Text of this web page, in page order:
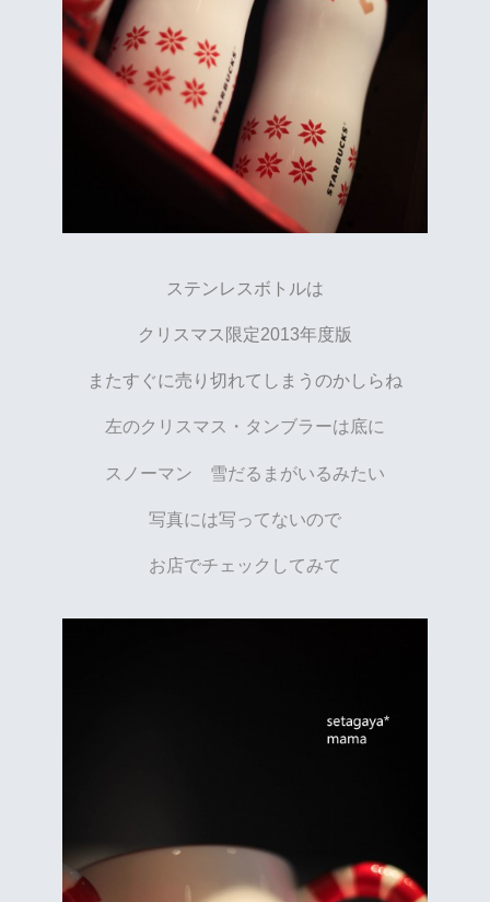
ステンレスボトルは
クリスマス限定2013年度版
またすぐに売り切れてしまうのかしらね
左のクリスマス・タンブラーは底に
スノーマン 雪だるまがいるみたい
写真には写ってないので
お店でチェックしてみて